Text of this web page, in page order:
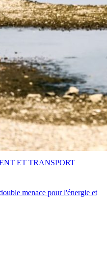
menace pour l'énergie et
ET TRANSPORT